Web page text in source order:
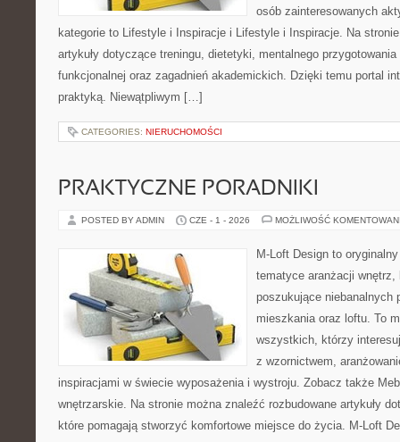
osób zainteresowanych
kategorie to Lifestyle i Inspiracje i Lifestyle i Inspiracje. Na
artykuły dotyczące treningu, dietetyki, mentalnego
funkcjonalnej oraz zagadnień akademickich. Dzięki temu portal
praktyką. Niewątpliwym […]
CATEGORIES: NIERUCHOMOŚCI
PRAKTYCZNE PORADNIKI
POSTED BY ADMIN CZE - 1 - 2026 MOŻLIWOŚĆ
M-Loft Design to
tematyce aranżacji
poszukujące niebanalnych
mieszkania oraz loftu. To
wszystkich, którzy
z wzornictwem,
inspiracjami w świecie wyposażenia i wystroju. Zobacz także
wnętrzarskie. Na stronie można znaleźć rozbudowane artykuły
które pomagają stworzyć komfortowe miejsce do życia. M-Loft